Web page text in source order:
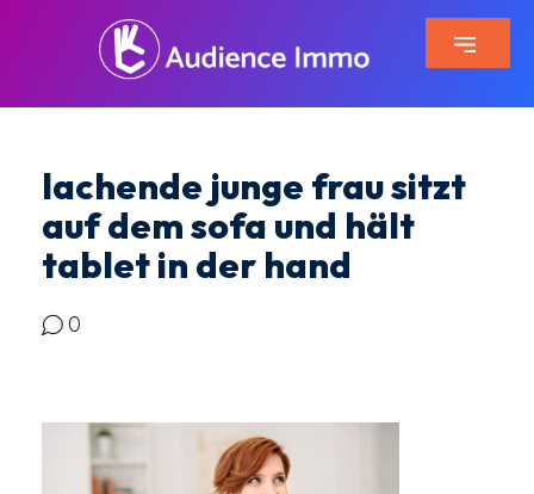
lachende junge frau sitzt
auf dem sofa und hält
tablet in der hand
0